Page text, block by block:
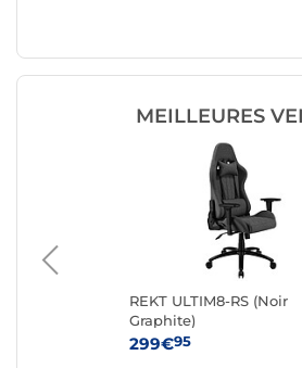
MEILLEURES
REKT ULTIM8-RS (Noir
Graphite)
299€95